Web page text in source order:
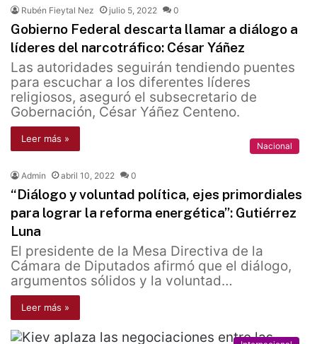
Rubén Fieytal Nez julio 5, 2022 0
Gobierno Federal descarta llamar a diálogo a
líderes del narcotráfico: César Yáñez
Las autoridades seguirán tendiendo puentes
para escuchar a los diferentes líderes
religiosos, aseguró el subsecretario de
Gobernación, César Yáñez Centeno.
Leer más »
Nacional
Admin abril 10, 2022 0
“Diálogo y voluntad política, ejes primordiales
para lograr la reforma energética”: Gutiérrez
Luna
El presidente de la Mesa Directiva de la
Cámara de Diputados afirmó que el diálogo,
argumentos sólidos y la voluntad…
Leer más »